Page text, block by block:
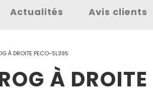
Actualités Avis clients
À DROITE PECO-SL395
À